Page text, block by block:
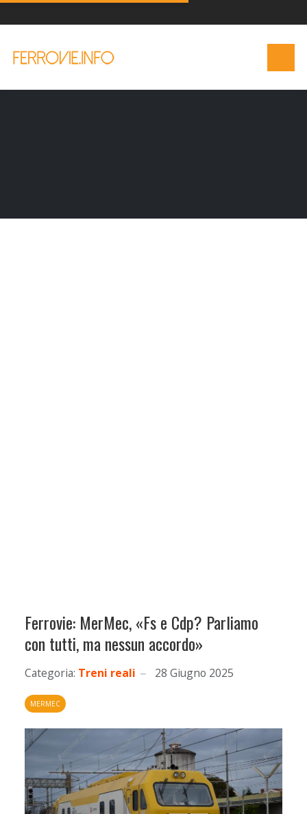
Ferrovie: MerMec, «Fs e Cdp? Parliamo
con tutti, ma nessun accordo»
Categoria: Treni reali 28 Giugno 2025
MERMEC